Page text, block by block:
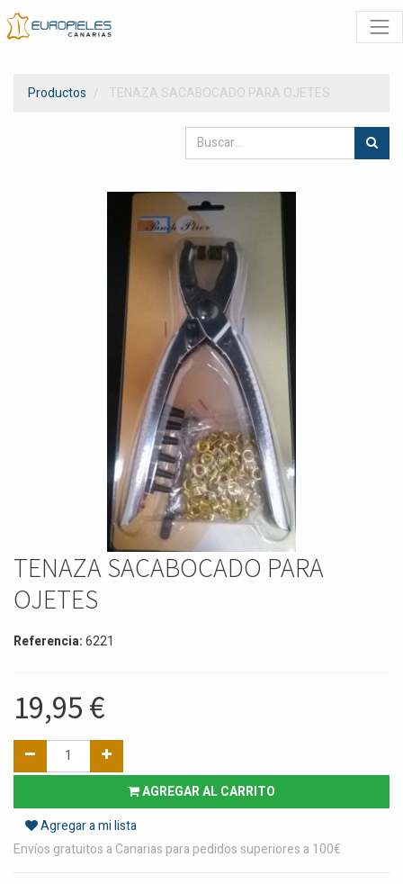
Productos TENAZA SACABOCADO PARA OJETES
TENAZA SACABOCADO PARA
OJETES
Referencia:6221
19,95 €
AGREGAR AL CARRITO
Agregar a mi lista
Envíos gratuitos a Canarias para pedidos superiores a 100€